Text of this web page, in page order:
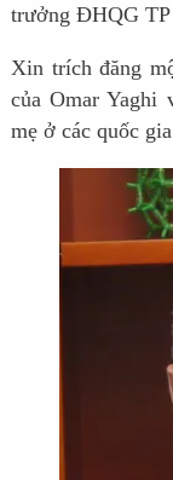
trưởng ĐHQG TP
Xin trích đăng
của Omar Yaghi
mẹ ở các quốc